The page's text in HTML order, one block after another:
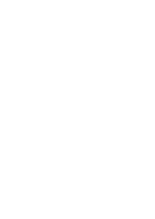
Y de propina
de batalla
parecer, ya está
Magdalena
la anulación
está claro es
viejo’? PSOE